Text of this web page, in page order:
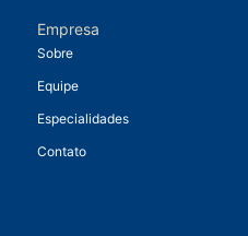
Empresa
Sobre
Equipe
Especialidades
Contato